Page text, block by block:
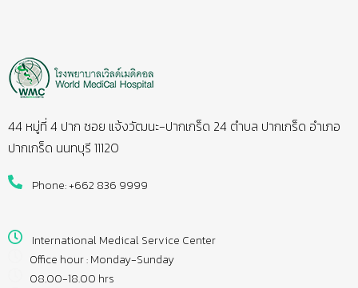
44 หมู่ที่ 4 ปาก ซอย แจ้งวัฒนะ-ปากเกร็ด 24 ตำบล ปากเกร็ด อำเภอ
ปากเกร็ด นนทบุรี 11120
Phone: +662 836 9999
International Medical Service Center
Office hour : Monday-Sunday
08.00-18.00 hrs